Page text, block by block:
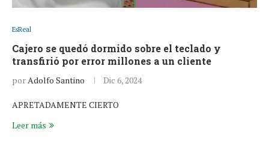
EsReal
Cajero se quedó dormido sobre el teclado y
transfirió por error millones a un cliente
porAdolfo Santino Dic 6, 2024
APRETADAMENTE CIERTO
Leer más